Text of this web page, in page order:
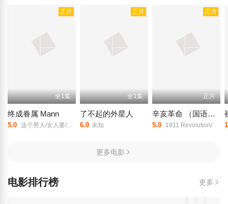
正片
全1集
终成眷属 Mann
5.0 这个男人/女人要/Mann Souls Heart 1999/
正片
全1集
了不起的外星人
6.0 未知
正片
正片
辛亥革命 （国语版）
5.0 1911 Revolution/
更多电影
电影排行榜 更多